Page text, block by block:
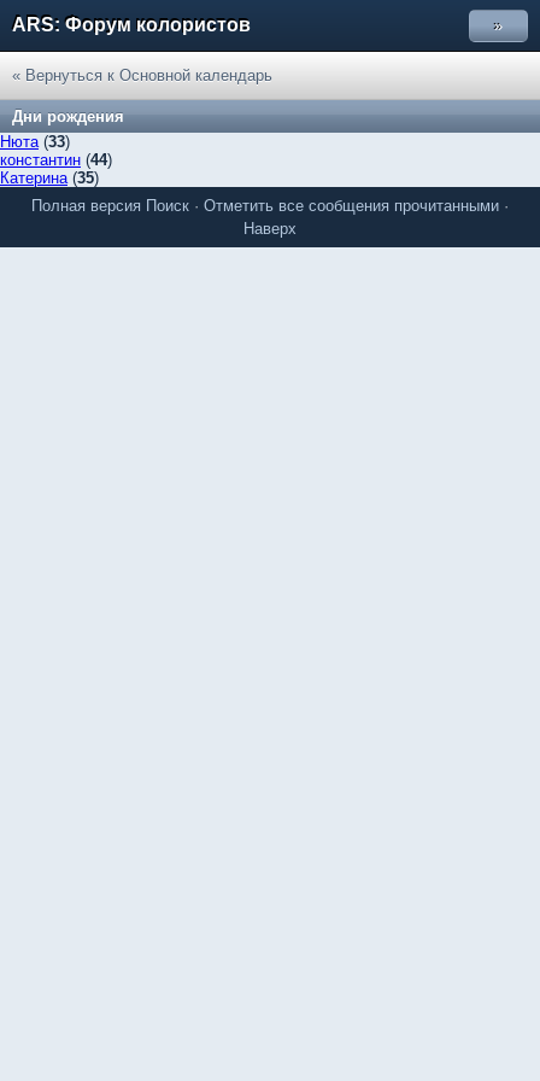
ARS: Форум колористов »
« Вернуться к Основной календарь
Дни рождения
Нюта(33)
константин (44)
Катерина(35)
Полная версия Поиск · Отметить все сообщения прочитанными ·
Наверх